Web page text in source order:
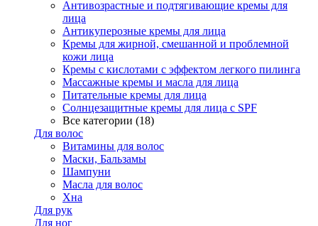
Антивозрастные и подтягивающие кремы для
лица
Антикуперозные кремы для лица
Кремы для жирной, смешанной и проблемной
кожи лица
Кремы с кислотами с эффектом легкого пилинга
Массажные кремы и масла для лица
Питательные кремы для лица
Солнцезащитные кремы для лица с SPF
Все категории (18)
Для волос
Витамины для волос
Маски, Бальзамы
Шампуни
Масла для волос
Хна
Для рук
Для ног